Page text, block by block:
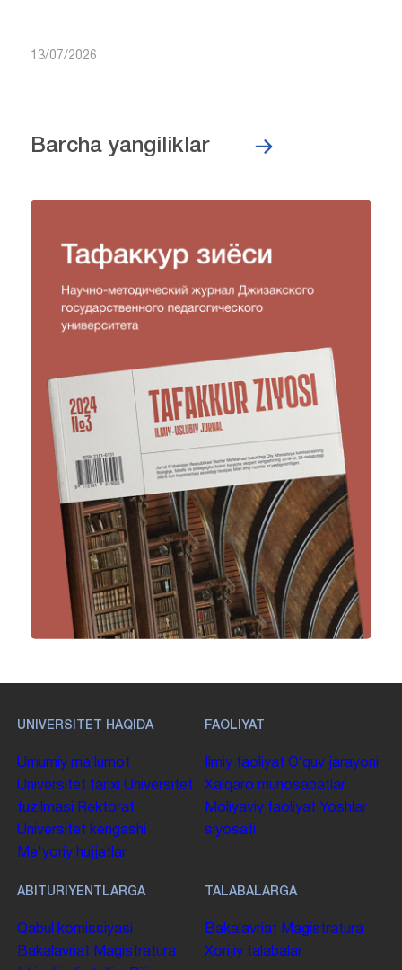
13/07/2026
Barcha yangiliklar
UNIVERSITET HAQIDA
Umumiy maʼlumot
Universitet tarixi Universitet
tuzilmasi
Rektorat
Universitet kengashi
Me'yoriy hujjatlar
FAOLIYAT
Ilmiy faoliyat Oʻquv jarayoni
Xalqaro munosabatlar
Moliyaviy faoliyat Yoshlar
siyosati
ABITURIYENTLARGA
Qabul komissiyasi
Bakalavriat Magistratura
TALABALARGA
Bakalavriat Magistratura
Xorijiy talabalar